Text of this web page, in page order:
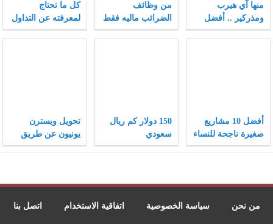
منها آي هيرب
ومذركير .. أفضل
كوبونات خصم تلقى
من وظائف
الضرائب ماليه فقط
كل ما تحتاج
لمعرفته عن التداول
في سوق الفوركس
أفضل 10 مشاريع
صغيرة ناجحة للنساء
ونصائح هامة لنجاح
150 دولار كم ريال
سعودي
تحويل ويسترن
يونيون عن طريق
الفيزا
من نحن سياسة الخصوصية اتفاقية الاستخدام اتصل بنا